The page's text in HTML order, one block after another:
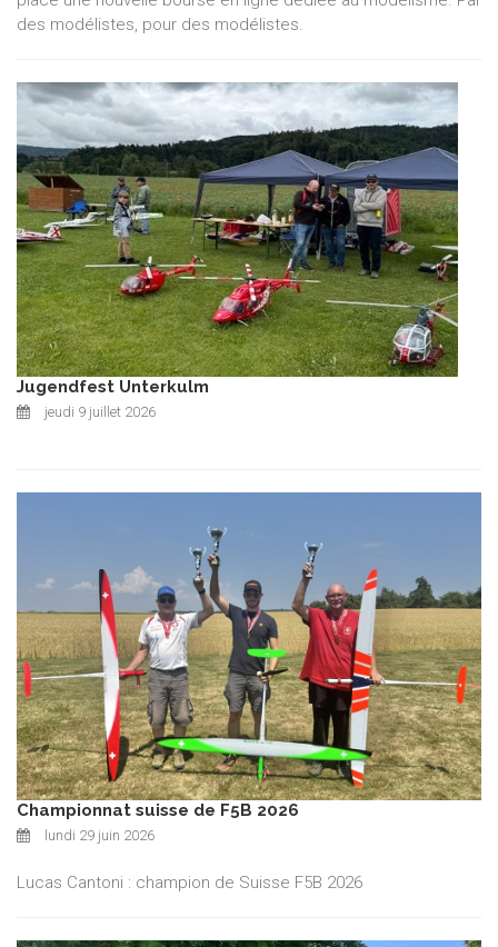
des modélistes, pour des modélistes.
Jugendfest Unterkulm
jeudi 9 juillet 2026
Championnat suisse de F5B 2026
lundi 29 juin 2026
Lucas Cantoni : champion de Suisse F5B 2026